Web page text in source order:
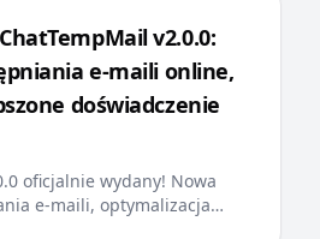
v2.0.0:
e-maili online,
doświadczenie
oficjalnie wydany! Nowa
e-maili, optymalizacja